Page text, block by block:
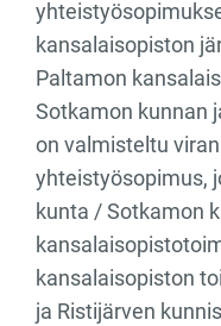
kansalaisopiston
Paltamon
Sotkamon kunnan
on valmisteltu
yhteistyösopimus,
kunta / Sotkamon
kansalaisopiston
ja Ristijärven